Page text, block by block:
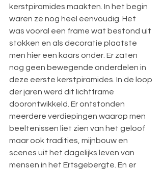
kerstpiramides maakten. In het begin
waren ze nog heel eenvoudig. Het
was vooral een frame wat bestond uit
stokken en als decoratie plaatste
men hier een kaars onder. Er zaten
nog geen bewegende onderdelen in
deze eerste kerstpiramides. In de loop
der jaren werd dit lichtframe
doorontwikkeld. Er ontstonden
meerdere verdiepingen waarop men
beeltenissen liet zien van het geloof
maar ook tradities, mijnbouw en
scenes uit het dagelijks leven van
mensen in het Ertsgebergte. En er